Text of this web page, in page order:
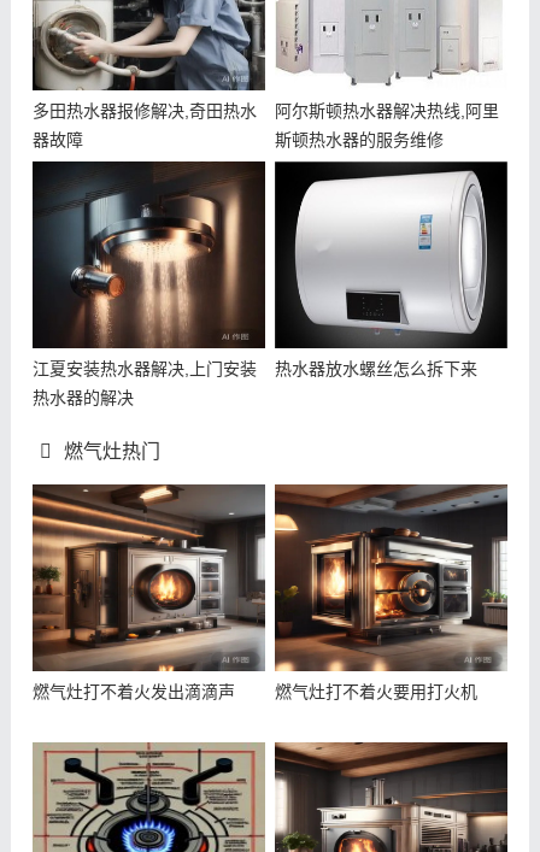
多田热水器报修解决,奇田热水
器故障
阿尔斯顿热水器解决热线,阿里
斯顿热水器的服务维修
江夏安装热水器解决,上门安装
热水器的解决
热水器放水螺丝怎么拆下来
燃气灶热门
燃气灶打不着火发出滴滴声 燃气灶打不着火要用打火机